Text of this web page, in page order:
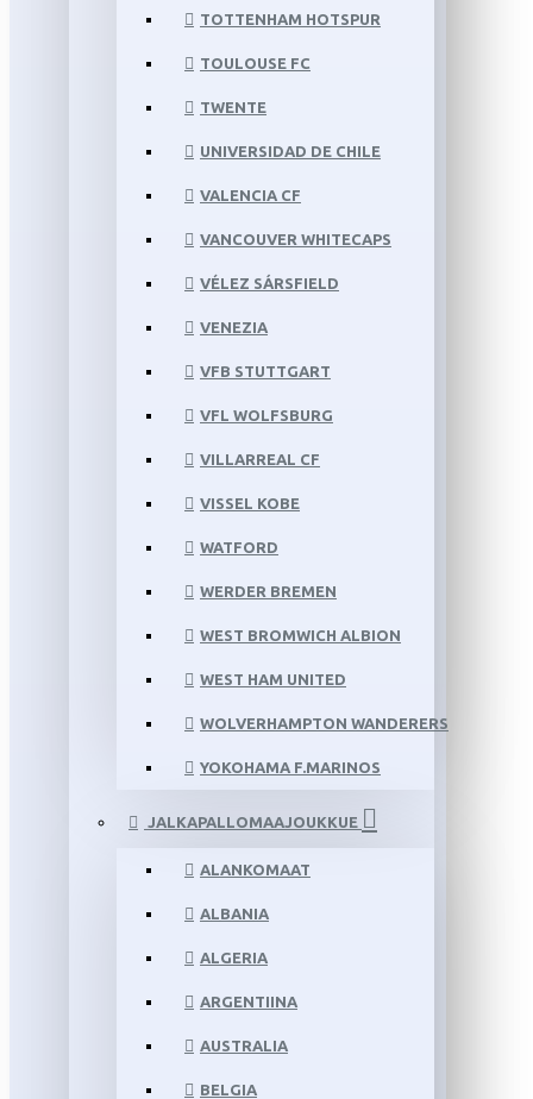
TOTTENHAM HOTSPUR
TOULOUSE FC
TWENTE
UNIVERSIDAD DE CHILE
VALENCIA CF
VANCOUVER WHITECAPS
VÉLEZ SÁRSFIELD
VENEZIA
VFB STUTTGART
VFL WOLFSBURG
VILLARREAL CF
VISSEL KOBE
WATFORD
WERDER BREMEN
WEST BROMWICH ALBION
WEST HAM UNITED
WOLVERHAMPTON WANDERERS
YOKOHAMA F.MARINOS
JALKAPALLOMAAJOUKKUE
ALANKOMAAT
ALBANIA
ALGERIA
ARGENTIINA
AUSTRALIA
BELGIA